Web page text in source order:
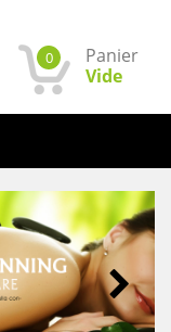
Panier
0
Vide